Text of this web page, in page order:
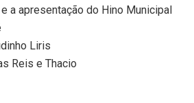
a apresentação do Hino Municipal
Liris
Reis e Thacio